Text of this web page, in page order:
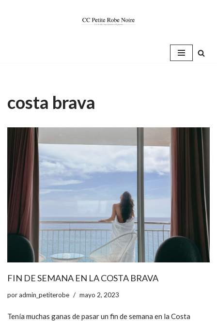
costa brava
FIN DE SEMANA EN LA COSTA BRAVA
poradmin_petiterobe mayo 2, 2023
Tenía muchas ganas de pasar un fin de semana en la Costa